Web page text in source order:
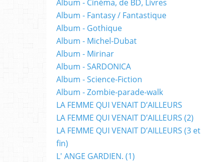
Album - Cinéma, de BD, Livres
Album - Fantasy / Fantastique
Album - Gothique
Album - Michel-Dubat
Album - Mirinar
Album - SARDONICA
Album - Science-Fiction
Album - Zombie-parade-walk
LA FEMME QUI VENAIT D’AILLEURS
LA FEMME QUI VENAIT D’AILLEURS (2)
LA FEMME QUI VENAIT D’AILLEURS (3 et
fin)
L' ANGE GARDIEN. (1)